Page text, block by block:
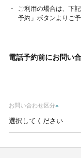
ご利用の場合は、下
予約」ボタンよりご
電話予約前にお問い
お問い合わせ区分※